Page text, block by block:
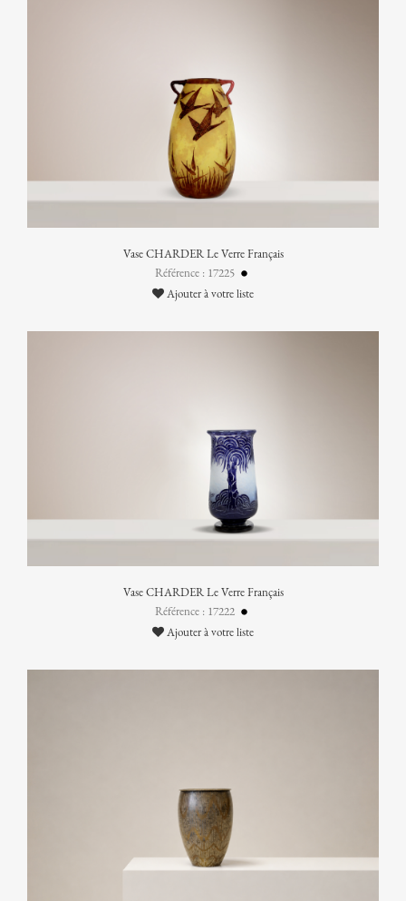
Vase CHARDER Le Verre Français
Référence : 17225
Ajouter à votre liste
Vase CHARDER Le Verre Français
Référence : 17222
Ajouter à votre liste